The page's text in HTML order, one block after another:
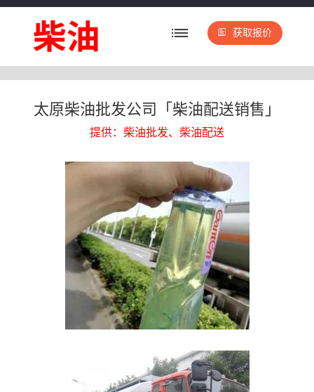
获取报价
太原柴油批发公司「柴油配送销售」
提供：柴油批发、柴油配送